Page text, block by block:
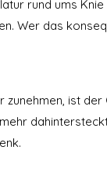
rund ums Knie
Wer das
ist der